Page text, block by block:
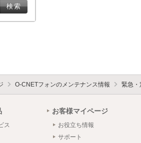
O-CNETフォンのメンテナンス情報 緊急・
ス
お客様マイページ
お役立ち情報
サポート